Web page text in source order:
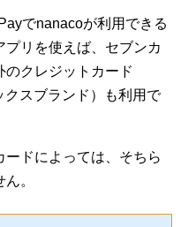
でnanacoが利用できる
リを使えば、セブンカ
のクレジットカード
クスブランド）も利用で
ドによっては、そちら
。